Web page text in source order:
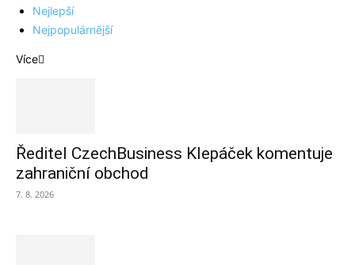
Nejlepší
Nejpopulárnější
Více
Ředitel CzechBusiness Klepáček komentuje
zahraniční obchod
7. 8. 2026